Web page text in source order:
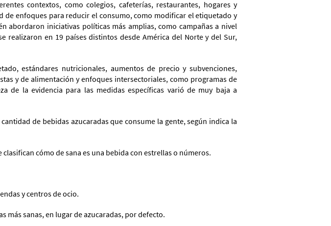
contextos, como colegios, cafeterías, restaurantes, hogares y
enfoques para reducir el consumo, como modificar el etiquetado y
abordaron iniciativas políticas más amplias, como campañas a nivel
realizaron en 19 países distintos desde América del Norte y del Sur,
estándares nutricionales, aumentos de precio y subvenciones,
y de alimentación y enfoques intersectoriales, como programas de
de la evidencia para las medidas específicas varió de muy baja a
de bebidas azucaradas que consume la gente, según indica la
cómo de sana es una bebida con estrellas o números.
y centros de ocio.
sanas, en lugar de azucaradas, por defecto.